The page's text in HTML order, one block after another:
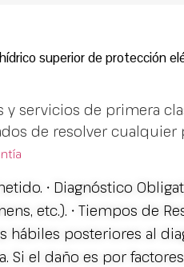
superior de protección
servicios de primera
de resolver
• Diagnóstico
etc.). • Tiempos de
hábiles posteriores al
Si el daño es por